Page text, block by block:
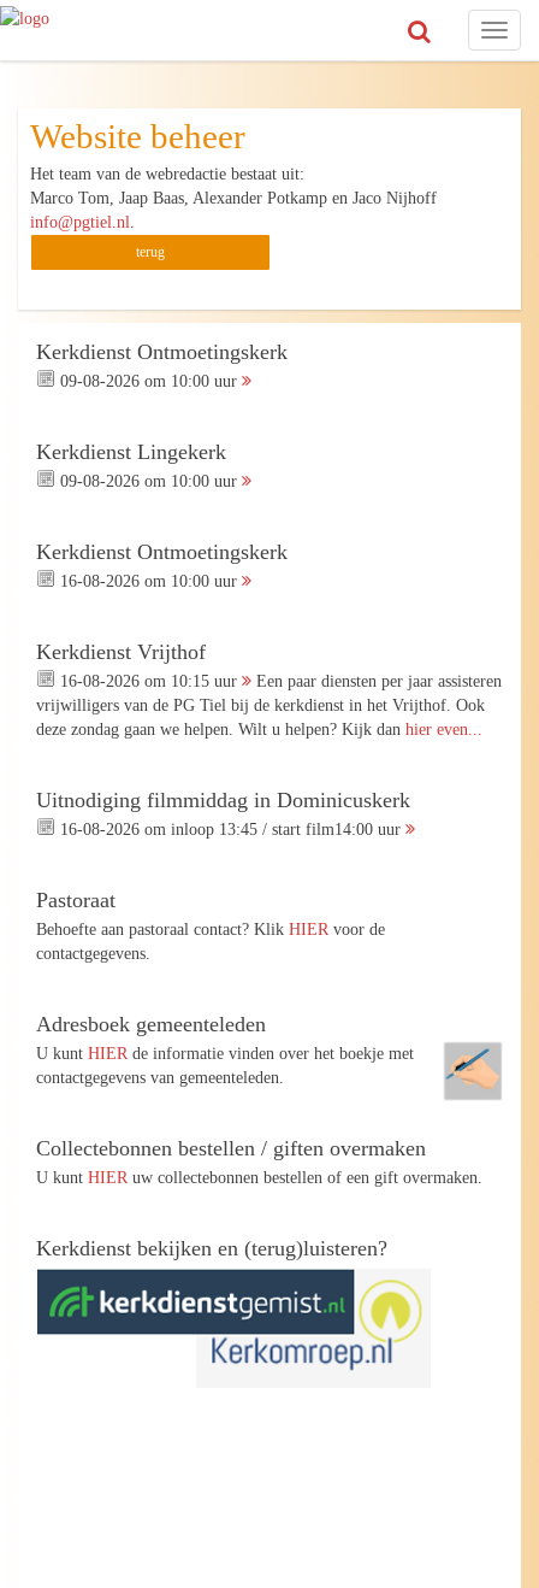
Toggle
Website beheer
Het team van de webredactie bestaat uit:
Marco Tom, Jaap Baas, Alexander Potkamp en Jaco Nijhoff
info@pgtiel.nl
terug
Kerkdienst Ontmoetingskerk
09-08-2026 om 10:00 uur
Kerkdienst Lingekerk
09-08-2026 om 10:00 uur
Kerkdienst Ontmoetingskerk
16-08-2026 om 10:00 uur
Kerkdienst Vrijthof
16-08-2026 om 10:15 uur
Een paar diensten per jaar assisteren
vrijwilligers van de PG Tiel bij de kerkdienst in het Vrijthof. Ook
deze zondag gaan we helpen. Wilt u helpen? Kijk dan hier even...
Uitnodiging filmmiddag in Dominicuskerk
16-08-2026 om inloop 13:45 / start film14:00 uur
Pastoraat
Behoefte aan pastoraal contact? Klik HIER voor de
contactgegevens.
Adresboek gemeenteleden
U kunt HIER de informatie vinden over het boekje met
contactgegevens van gemeenteleden.
Collectebonnen bestellen / giften overmaken
U kunt HIER uw collectebonnen bestellen of een gift overmaken.
Kerkdienst bekijken en (terug)luisteren?